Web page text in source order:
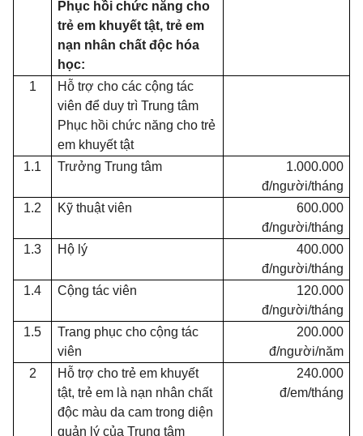
Phục hồi chức năng cho
trẻ em khuyết tật, trẻ em
nạn nhân chất độc hóa
học:
1
Hỗ trợ cho các cộng tác
viên để duy trì Trung tâm
Phục hồi chức năng cho trẻ
em khuyết tật
1.1
Trưởng Trung tâm
1.000.000
đ/người/tháng
1.2
Kỹ thuật viên
600.000
đ/người/tháng
1.3
Hộ lý
400.000
đ/người/tháng
1.4
Cộng tác viên
120.000
đ/người/tháng
1.5
Trang phục cho cộng tác
viên
200.000
đ/người/năm
2
Hỗ trợ cho trẻ em khuyết
tật, trẻ em là nạn nhân chất
độc màu da cam trong diện
quản lý của Trung tâm
240.000
đ/em/tháng